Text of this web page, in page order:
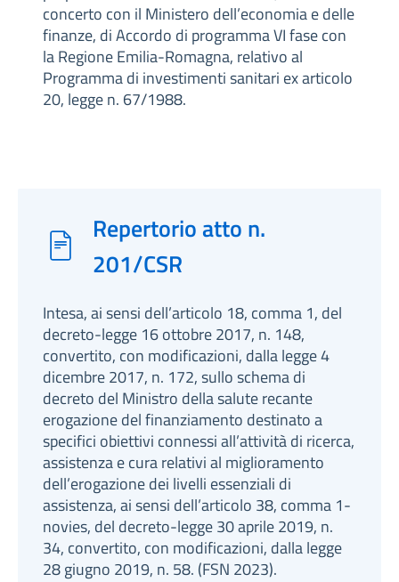
concerto con il Ministero dell’economia e delle
finanze, di Accordo di programma VI fase con
la Regione Emilia-Romagna, relativo al
Programma di investimenti sanitari ex articolo
20, legge n. 67/1988.
Repertorio atto n.
201/CSR
Intesa, ai sensi dell’articolo 18, comma 1, del
decreto-legge 16 ottobre 2017, n. 148,
convertito, con modificazioni, dalla legge 4
dicembre 2017, n. 172, sullo schema di
decreto del Ministro della salute recante
erogazione del finanziamento destinato a
specifici obiettivi connessi all’attività di ricerca,
assistenza e cura relativi al miglioramento
dell’erogazione dei livelli essenziali di
assistenza, ai sensi dell’articolo 38, comma 1-
novies, del decreto-legge 30 aprile 2019, n.
34, convertito, con modificazioni, dalla legge
28 giugno 2019, n. 58. (FSN 2023).